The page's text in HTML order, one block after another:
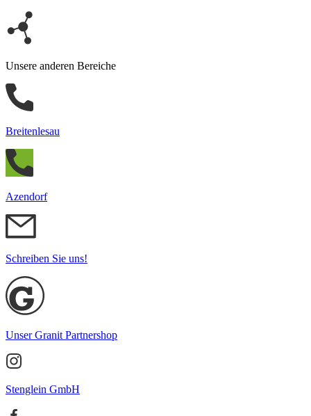
Unsere anderen Bereiche
Breitenlesau
Azendorf
Schreiben Sie uns!
Unser Granit Partnershop
Stenglein GmbH